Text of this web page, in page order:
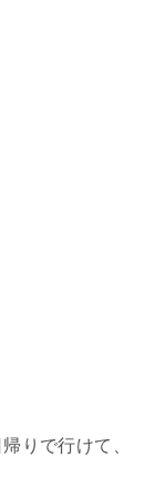
りで行けて、